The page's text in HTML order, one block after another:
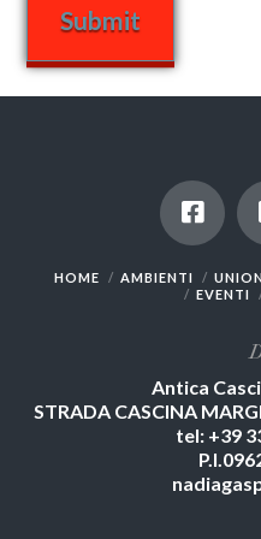
HOME AMBIENTI
EVENTI
Antica
STRADA CASCINA
tel: +39